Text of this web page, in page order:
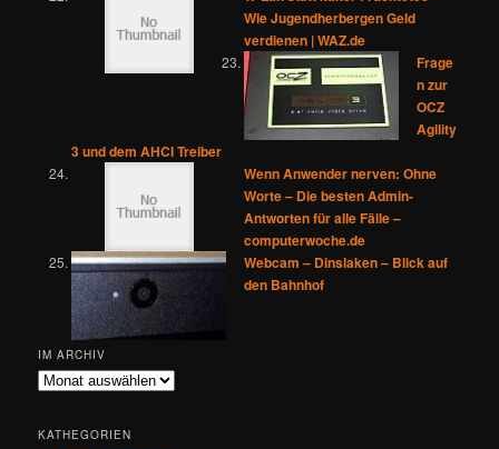
Wie Jugendherbergen Geld
verdienen | WAZ.de
Frage
n zur
OCZ
Agility
3 und dem AHCI Treiber
Wenn Anwender nerven: Ohne
Worte – Die besten Admin-
Antworten für alle Fälle –
computerwoche.de
Webcam – Dinslaken – Blick auf
den Bahnhof
IM ARCHIV
Im
KATHEGORIEN